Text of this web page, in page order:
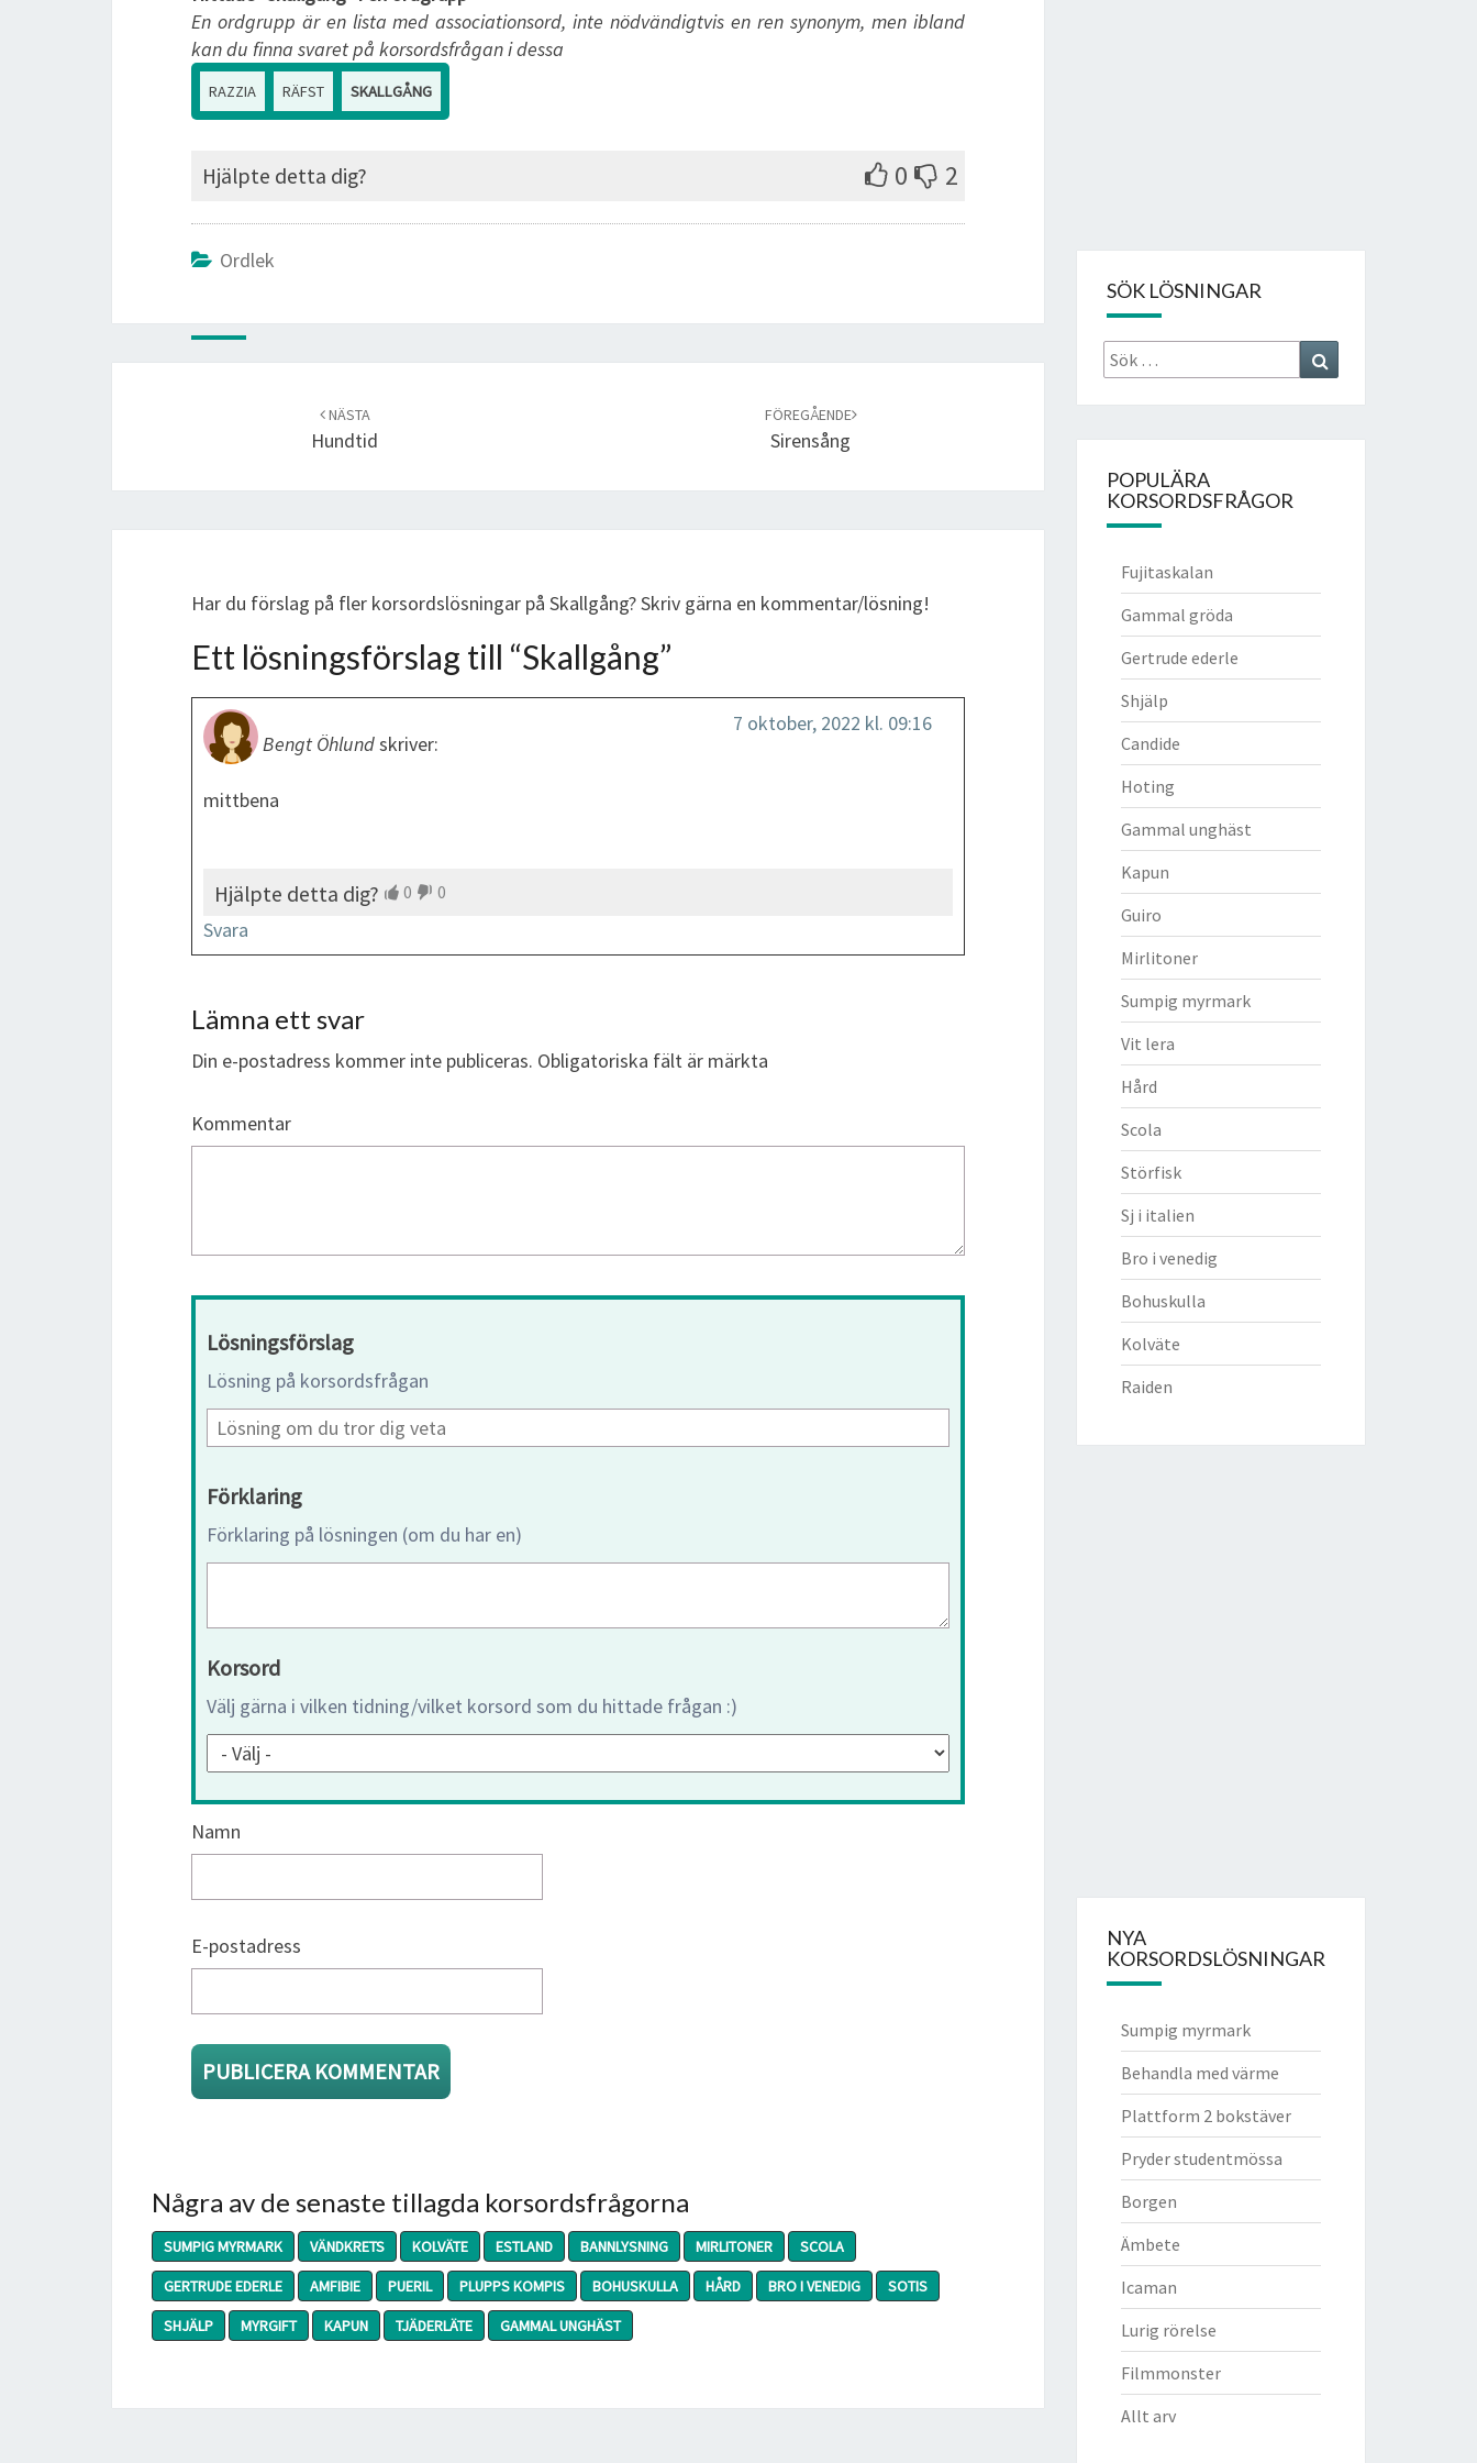
En ordgrupp är en lista med associationsord, inte nödvändigtvis en ren synonym, men ibland
kan du finna svaret på korsordsfrågan i dessa
RAZZIA RÄFST SKALLGÅNG
Hjälpte detta dig? 0 2
Ordlek
NÄSTA
Hundtid
FÖREGÅENDE
Sirensång
Har du förslag på fler korsordslösningar på Skallgång? Skriv gärna en kommentar/lösning!
Ett lösningsförslag till “Skallgång”
Bengt Öhlundskriver:
7 oktober, 2022 kl. 09:16
mittbena
Hjälpte detta dig? 0 0
Svara
Lämna ett svar
Din e-postadress kommer inte publiceras. Obligatoriska fält är märkta
Kommentar
Lösningsförslag
Lösning på korsordsfrågan
Förklaring
Förklaring på lösningen (om du har en)
Korsord
Välj gärna i vilken tidning/vilket korsord som du hittade frågan :)
Namn
E-postadress
Några av de senaste tillagda korsordsfrågorna
SUMPIG MYRMARK VÄNDKRETS KOLVÄTE ESTLAND BANNLYSNING MIRLITONER
SCOLA
GERTRUDE EDERLE
AMFIBIE PUERIL PLUPPS KOMPIS BOHUSKULLA HÅRD BRO I VENEDIG
SOTIS
SHJÄLP
MYRGIFT KAPUN TJÄDERLÄTE GAMMAL UNGHÄST
SÖK LÖSNINGAR
Sök
efter:
POPULÄRA
KORSORDSFRÅGOR
Fujitaskalan
Gammal gröda
Gertrude ederle
Shjälp
Candide
Hoting
Gammal unghäst
Kapun
Guiro
Mirlitoner
Sumpig myrmark
Vit lera
Hård
Scola
Störfisk
Sj i italien
Bro i venedig
Bohuskulla
Kolväte
Raiden
NYA
KORSORDSLÖSNINGAR
Sumpig myrmark
Behandla med värme
Plattform 2 bokstäver
Pryder studentmössa
Borgen
Ämbete
Icaman
Lurig rörelse
Filmmonster
Allt arv